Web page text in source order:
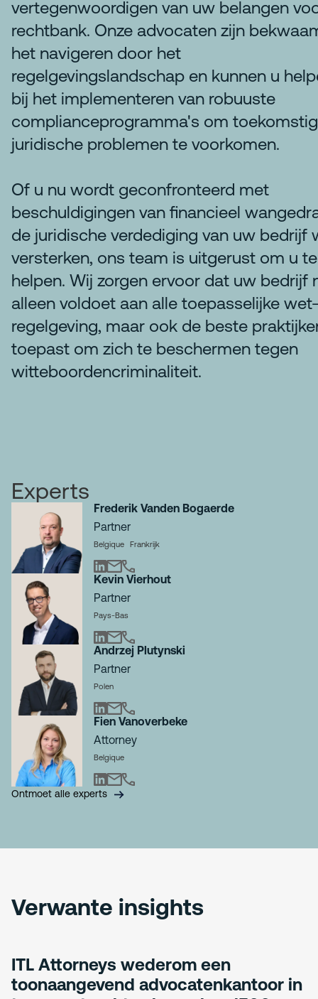
vertegenwoordigen van uw belangen
rechtbank. Onze advocaten zijn
het navigeren door het
regelgevingslandschap en kunnen u
bij het implementeren van robuuste
complianceprogramma's om
juridische problemen te voorkomen.
Of u nu wordt geconfronteerd met
beschuldigingen van financieel
de juridische verdediging van uw bedrijf
versterken, ons team is uitgerust om u te
helpen. Wij zorgen ervoor dat uw bedrijf
alleen voldoet aan alle toepasselijke
regelgeving, maar ook de beste
toepast om zich te beschermen tegen
witteboordencriminaliteit.
Experts
Frederik Vanden Bogaerde
Partner
Belgique Frankrijk
Kevin Vierhout
Partner
Pays-Bas
Andrzej Plutynski
Partner
Polen
Fien Vanoverbeke
Attorney
Belgique
Ontmoet alle experts
Verwante insights
ITL Attorneys wederom een
toonaangevend advocatenkantoor in